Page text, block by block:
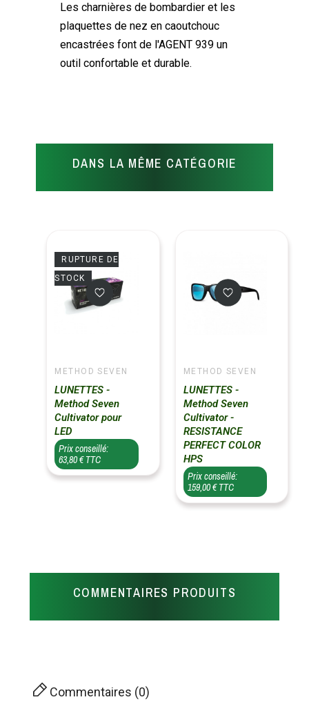
Les charnières de bombardier et les
plaquettes de nez en caoutchouc
encastrées font de l'AGENT 939 un
outil confortable et durable.
DANS LA MÊME CATÉGORIE
RUPTURE DE
STOCK
METHOD SEVEN
LUNETTES -
Method Seven
Cultivator pour
LED
Prix conseillé:
63,80 € TTC
METHOD SEVEN
LUNETTES -
Method Seven
Cultivator -
RESISTANCE
PERFECT COLOR
HPS
Prix conseillé:
159,00 € TTC
COMMENTAIRES PRODUITS
Commentaires (0)